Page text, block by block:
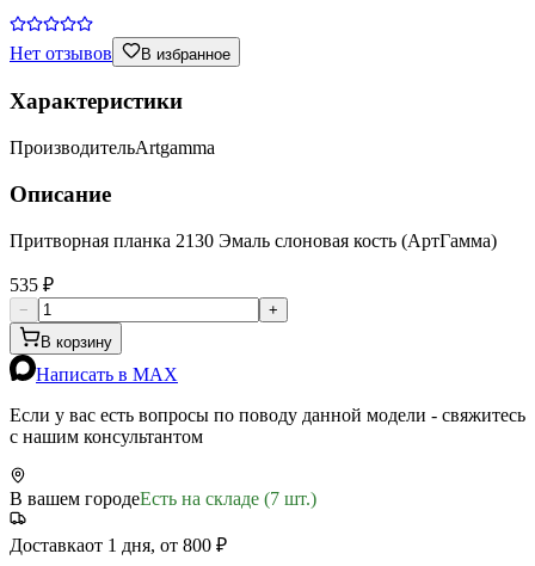
Нет отзывов В избранное
Характеристики
ПроизводительArtgamma
Описание
Притворная планка 2130 Эмаль слоновая кость (АртГамма)
535 ₽
−
+
В корзину
Написать в MAX
Если у вас есть вопросы по поводу данной модели - свяжитесь
с нашим консультантом
В вашем городеЕсть на складе (7 шт.)
Доставкаот 1 дня, от 800 ₽